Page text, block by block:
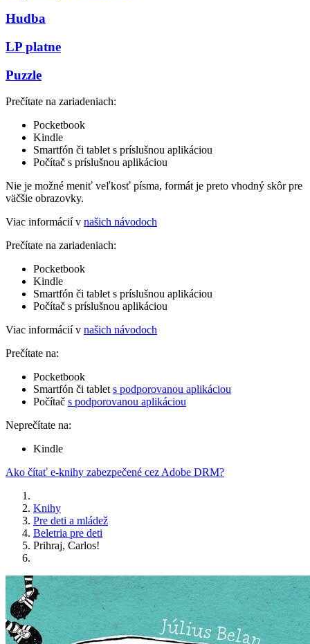
Hudba
LP platne
Puzzle
Prečítate na zariadeniach:
Pocketbook
Kindle
Smartfón či tablet s príslušnou aplikáciou
Počítač s príslušnou aplikáciou
Nie je možné meniť veľkosť písma, formát je preto vhodný skôr pre
väčšie obrazovky.
Viac informácií v našich návodoch
Prečítate na zariadeniach:
Pocketbook
Kindle
Smartfón či tablet s príslušnou aplikáciou
Počítač s príslušnou aplikáciou
Viac informácií v našich návodoch
Prečítate na:
Pocketbook
Smartfón či tablet s podporovanou aplikáciou
Počítač s podporovanou aplikáciou
Neprečítate na:
Kindle
Ako čítať e-knihy zabezpečené cez Adobe DRM?
Knihy
Pre deti a mládež
Beletria pre deti
Prihraj, Carlos!